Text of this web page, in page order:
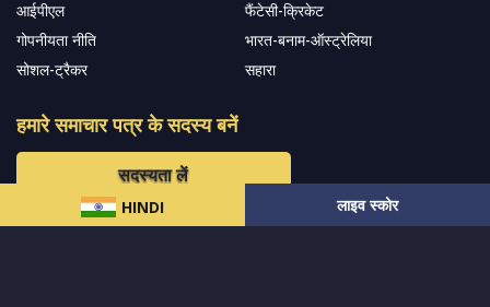
HINDI लाइव स्कोर
आईपीएल
फैंटेसी-क्रिकेट
गोपनीयता नीति
भारत-बनाम-ऑस्ट्रेलिया
सोशल-ट्रैकर
सहारा
हमारे समाचार पत्र के सदस्य बनें
सदस्यता लें